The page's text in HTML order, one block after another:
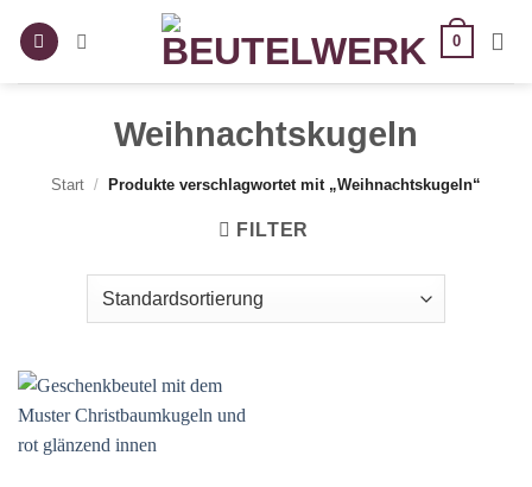
Inhalt
0
Weihnachtskugeln
Start / Produkte verschlagwortet mit „Weihnachtskugeln“
FILTER